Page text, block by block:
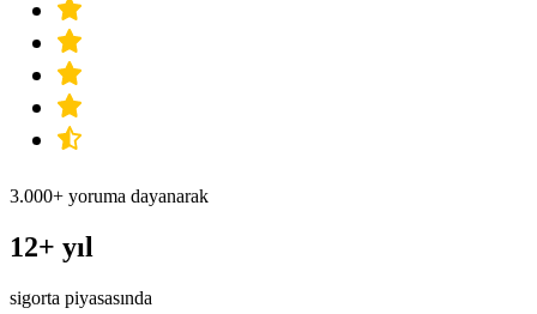
3.000+ yoruma dayanarak
12+ yıl
sigorta piyasasında